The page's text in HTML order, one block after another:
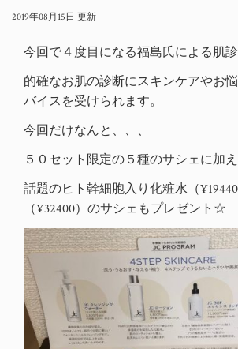
2019年08月15日 更新
今回で４度目になる福島氏による肌
的確なお肌の診断にスキンケアやお
バイスを受けられます。
今回だけなんと、、、
５０セット限定の５種のサシェに加え
話題のヒト幹細胞入り化粧水（
（¥32400）のサシェもプレゼント☆